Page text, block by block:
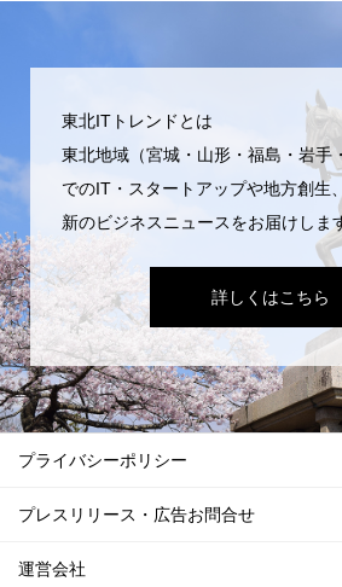
東北ITトレンドとは
東北地域（宮城・山形・福島・岩手
でのIT・スタートアップや地方創生
新のビジネスニュースをお届けしま
詳しくはこちら
プライバシーポリシー
プレスリリース・広告お問合せ
運営会社